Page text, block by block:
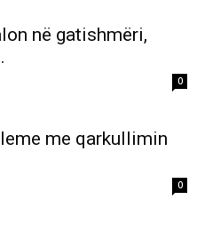
në gatishmëri,
0
me qarkullimin
0